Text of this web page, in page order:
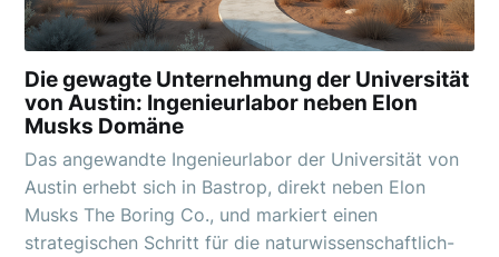
Die gewagte Unternehmung der Universität
von Austin: Ingenieurlabor neben Elon
Musks Domäne
Das angewandte Ingenieurlabor der Universität von
Austin erhebt sich in Bastrop, direkt neben Elon
Musks The Boring Co., und markiert einen
strategischen Schritt für die naturwissenschaftlich-